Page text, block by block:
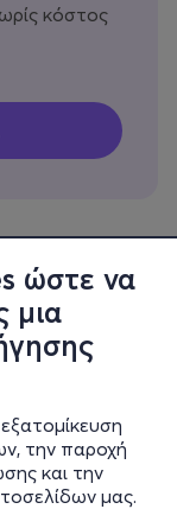
ώστε να
μια
την παροχή
και την
μας.
κόστος